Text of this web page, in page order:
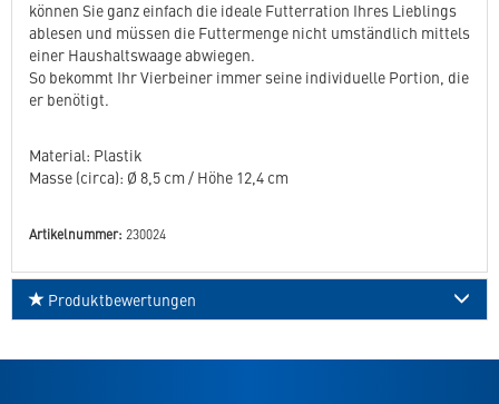
können Sie ganz einfach die ideale Futterration Ihres Lieblings
ablesen und müssen die Futtermenge nicht umständlich mittels
einer Haushaltswaage abwiegen.
So bekommt Ihr Vierbeiner immer seine individuelle Portion, die
er benötigt.
Material: Plastik
Masse (circa): Ø 8,5 cm / Höhe 12,4 cm
Artikelnummer: 230024
Produktbewertungen